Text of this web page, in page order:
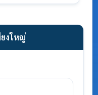
ยงใหญ่